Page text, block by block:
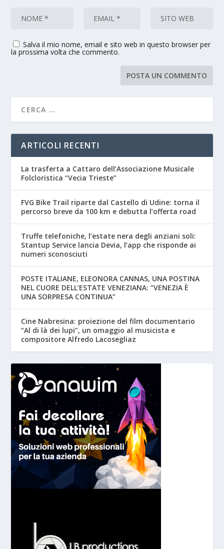
Salva il mio nome, email e sito web in questo browser per
la prossima volta che commento.
ARTICOLI RECENTI
La trasferta a Cattaro dell’Associazione Musicale
Folcloristica “Vecia Trieste”
FVG Bike Trail riparte dal Castello di Udine: torna il
percorso breve da 100 km e debutta l’offerta road
Truffe telefoniche, l’estate nera degli anziani soli:
Stantup Service lancia Devia, l’app che risponde ai
numeri sconosciuti
POSTE ITALIANE, ELEONORA CANNAS, UNA POSTINA
NEL CUORE DELL’ESTATE VENEZIANA: “VENEZIA È
UNA SORPRESA CONTINUA”
Cine Nabresina: proiezione del film documentario
“Al di là dei lupi”, un omaggio al musicista e
compositore Alfredo Lacosegliaz